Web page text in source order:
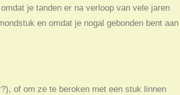
je tanden er na verloop van vele jaren
en omdat je nogal gebonden bent aan
of om ze te beroken met een stuk linnen